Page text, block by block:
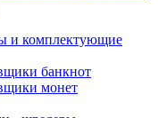
и комплектующие
банкнот
монет